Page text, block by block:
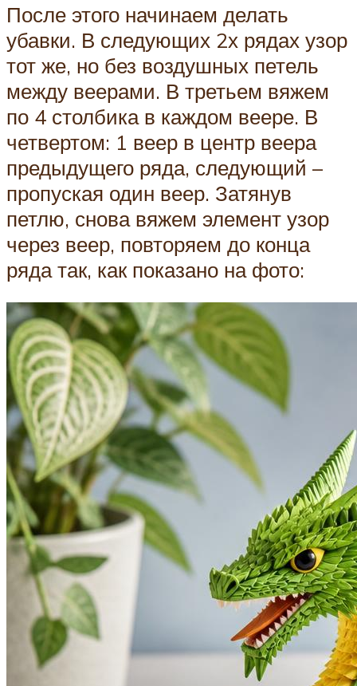
После этого начинаем делать
убавки. В следующих 2х рядах узор
тот же, но без воздушных петель
между веерами. В третьем вяжем
по 4 столбика в каждом веере. В
четвертом: 1 веер в центр веера
предыдущего ряда, следующий –
пропуская один веер. Затянув
петлю, снова вяжем элемент узор
через веер, повторяем до конца
ряда так, как показано на фото: